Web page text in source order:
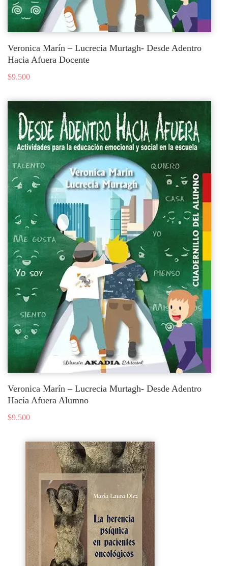
Veronica Marín – Lucrecia Murtagh- Desde Adentro
Hacia Afuera Docente
$9.500
Veronica Marín – Lucrecia Murtagh- Desde Adentro
Hacia Afuera Alumno
$9.500